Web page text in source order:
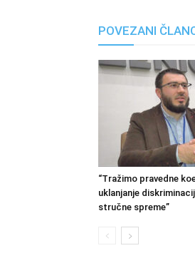
POVEZANI
“Tražimo pravedne
uklanjanje
stručne spreme”